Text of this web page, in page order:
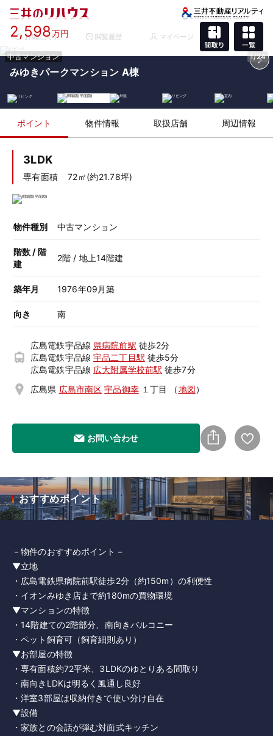
お気に入り 閲覧履歴 マイページ メニュー
中古マンション 1/24
2,598万円
みゆきパークマンション A棟
ポイント 物件情報 取扱店舗 周辺情報
3LDK
専有面積 72㎡(約21.78坪)
物件種別 中古マンション
階数 / 階
建
2階 / 地上14階建
築年月 1976年09月築
向き 南
広島電鉄宇品線 県病院前駅 徒歩2分
広島電鉄宇品線 宇品二丁目駅 徒歩5分
広島電鉄宇品線 広大附属学校前駅 徒歩7分
広島県 広島市南区 宇品御幸 １丁目 （地図）
お問い合わせ
おすすめポイント
－物件のおすすめポイント－
▼立地
・広島電鉄県病院前駅徒歩2分（約150m）の利便性
・イオンみゆき店まで約180mの買物環境
▼マンションの特徴
・14階建ての2階部分、南向きバルコニー
・ペット飼育可（飼育細則あり）
▼お部屋の特徴
・専有面積約72平米、3LDKのゆとりある間取り
・南向きLDKは明るく風通し良好
・洋室3部屋は収納付きで使い分け自在
▼設備
・家族との会話が弾む対面式キッチン